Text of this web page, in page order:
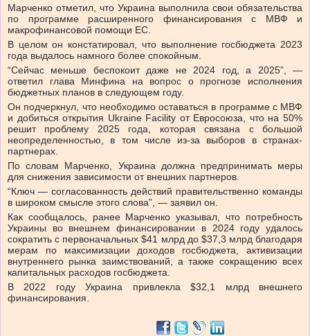
Марченко отметил, что Украина выполнила свои обязательства
по программе расширенного финансирования с МВФ и
макрофинансовой помощи ЕС.
В целом он констатировал, что выполнение госбюджета 2023
года выдалось намного более спокойным.
“Сейчас меньше беспокоит даже не 2024 год, а 2025”, —
ответил глава Минфина на вопрос о прогнозе исполнения
бюджетных планов в следующем году.
Он подчеркнул, что необходимо оставаться в программе с МВФ
и добиться открытия Ukraine Facility от Евросоюза, что на 50%
решит проблему 2025 года, которая связана с большой
неопределенностью, в том числе из-за выборов в странах-
партнерах.
По словам Марченко, Украина должна предпринимать меры
для снижения зависимости от внешних партнеров.
“Ключ — согласованность действий правительственно команды
в широком смысле этого слова”, — заявил он.
Как сообщалось, ранее Марченко указывал, что потребность
Украины во внешнем финансировании в 2024 году удалось
сократить с первоначальных $41 млрд до $37,3 млрд благодаря
мерам по максимизации доходов госбюджета, активизации
внутреннего рынка заимствований, а также сокращению всех
капитальных расходов госбюджета.
В 2022 году Украина привлекла $32,1 млрд внешнего
финансирования.